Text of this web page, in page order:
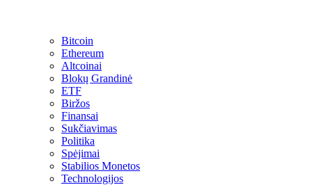
Bitcoin
Ethereum
Altcoinai
Blokų Grandinė
ETF
Biržos
Finansai
Sukčiavimas
Politika
Spėjimai
Stabilios Monetos
Technologijos